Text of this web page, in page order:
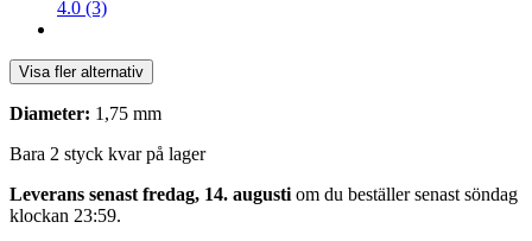
4.0 (3)
Visa fler alternativ
Diameter: 1,75 mm
Bara 2 styck kvar på lager
Leverans senast fredag, 14. augusti om du beställer senast söndag
klockan 23:59.